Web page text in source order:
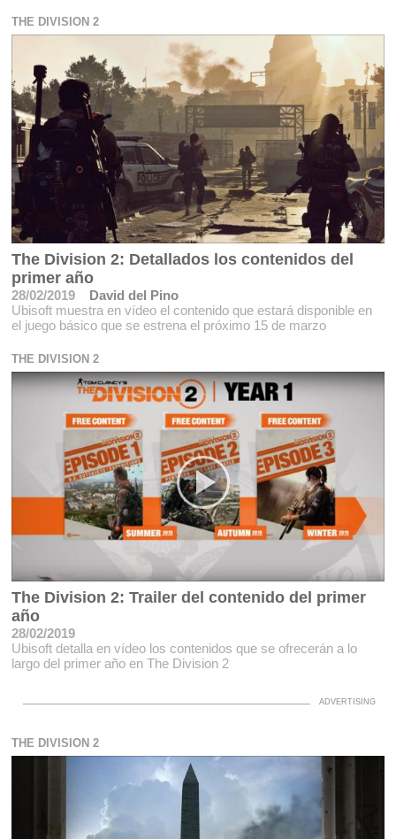
THE DIVISION 2
The Division 2: Detallados los contenidos del
primer año
28/02/2019
David del Pino
Ubisoft muestra en vídeo el contenido que estará disponible en
el juego básico que se estrena el próximo 15 de marzo
THE DIVISION 2
The Division 2: Trailer del contenido del primer
año
28/02/2019
Ubisoft detalla en vídeo los contenidos que se ofrecerán a lo
largo del primer año en The Division 2
THE DIVISION 2